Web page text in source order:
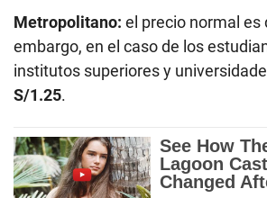
Metropolitano: el precio normal es
embargo, en el caso de los
institutos superiores y
S/1.25.